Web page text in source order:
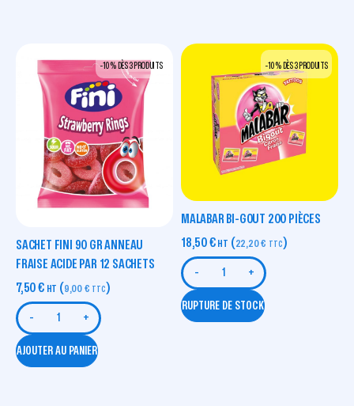
-10 % DÈS 3 PRODUITS
SACHET FINI 90 GR ANNEAU
FRAISE ACIDE PAR 12 SACHETS
7,50€ HT (9,00 € TTC)
- +
AJOUTER AU PANIER
-10 % DÈS 3 PRODUITS
MALABAR BI-GOUT 200 PIÈCES
18,50€ HT (22,20€ TTC)
- +
RUPTURE DE STOCK